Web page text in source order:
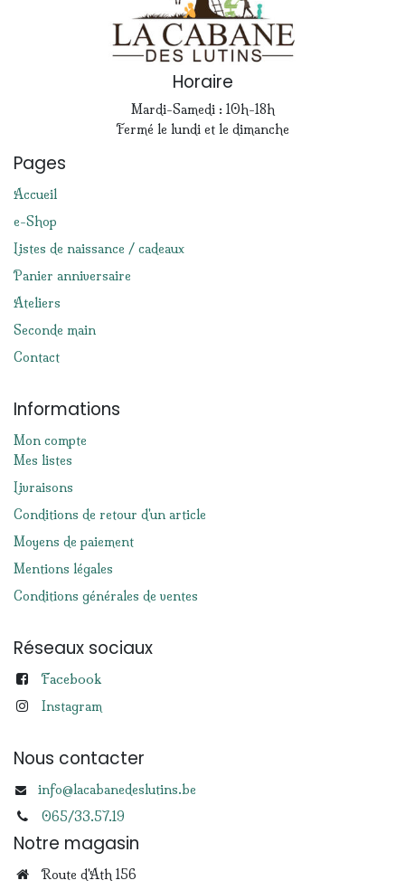
Horaire
Mardi-Samedi : 10h-18h
Fermé le lundi et le dimanche
Pages
Accueil
e-Shop
Listes de naissance / cadeaux
Panier anniversaire
Ateliers
Seconde main
Contact
Informations
Mon compte
Mes listes
Livraisons
Conditions de retour d'un article
Moyens de paiement
Mentions légales
Conditions générales de ventes
Réseaux sociaux
Facebook
Instagram
Nous contacter
info@lacabanedeslutins.be
065/33.57.19
Notre magasin
Route d'Ath 156